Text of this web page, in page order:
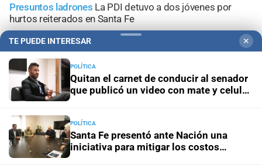
Presuntos ladrones La PDI detuvo a dos jóvenes por
hurtos reiterados en Santa Fe
+Información General
TE PUEDE INTERESAR ✕
POLÍTICA
Quitan el carnet de conducir al senador
que publicó un video con mate y celular
POLÍTICA
Santa Fe presentó ante Nación una
iniciativa para mitigar los costos